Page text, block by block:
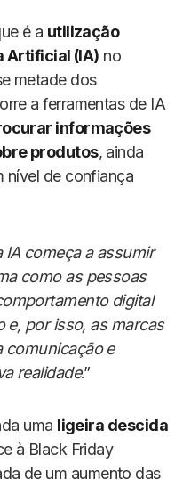
é a utilização
Artificial (IA) no
metade dos
a ferramentas de IA
informações
produtos, ainda
nível de confiança
IA começa a assumir
como as pessoas
digital
e, por isso, as marcas
comunicação e
realidade.”
uma ligeira descida
à Black Friday
de um aumento das